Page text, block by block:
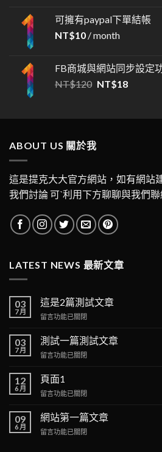
可擁有paypal下單結帳
NT$10 / month
FB商城與網站同步設定
NT$120 NT$18
ABOUT US 關於我
這是提克大大官方網站，如有網站
我們討論 可ˋ利用下方聊聊與我們
LATEST NEWS 最新文章
03
7 月
這是2篇測試文章
在
是
2
篇
試
文
留言功能已關閉
03
7 月
測試一篇測試文章
在
試
一
篇
試
文
留言功能已關閉
12
6 月
頁面1
在
面
1〉
中
留言功能已關閉
09
6 月
網站第一篇文章
在
留言功能已關閉